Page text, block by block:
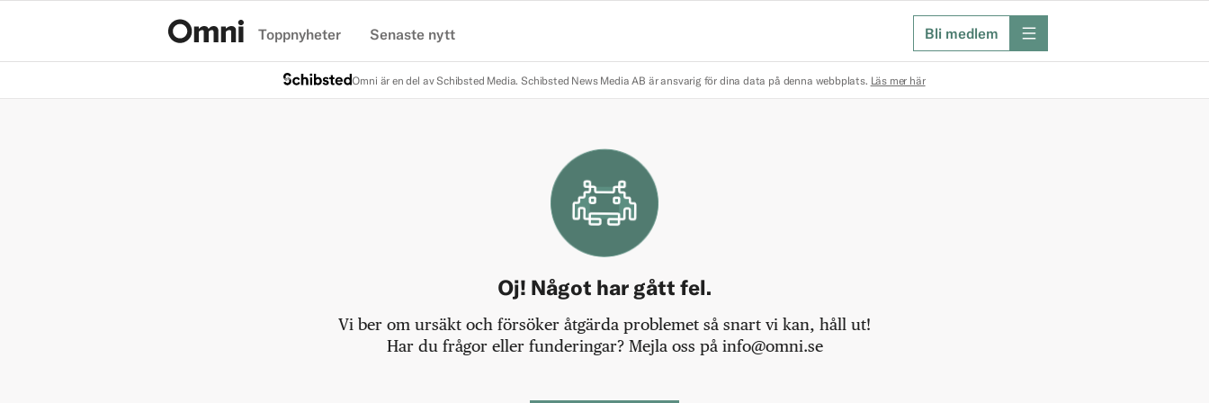
Toppnyheter Senaste nytt Bli medlem meny
Omni är en del av Schibsted Media. Schibsted News Media AB är ansvarig för dina data på denna webbplats. Läs mer här
Oj! Något har gått fel.
Vi ber om ursäkt och försöker åtgärda problemet så snart vi kan, håll ut!
Har du frågor eller funderingar? Mejla oss på info@omni.se